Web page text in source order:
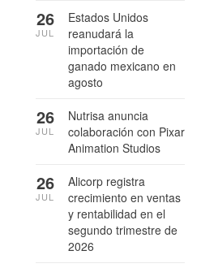
Estados Unidos
reanudará la
importación de
ganado mexicano en
agosto
26
JUL
Nutrisa anuncia
colaboración con Pixar
Animation Studios
26
JUL
Alicorp registra
crecimiento en ventas
y rentabilidad en el
segundo trimestre de
2026
26
JUL